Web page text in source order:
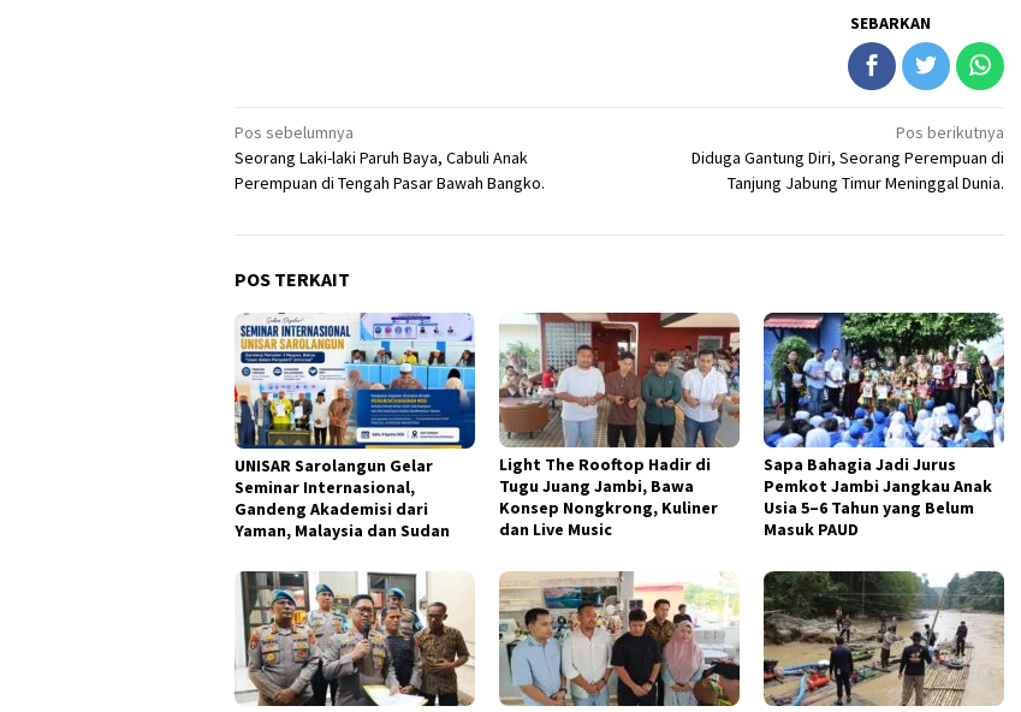
SEBARKAN
Navigasi
pos
Pos sebelumnya
Seorang Laki-laki Paruh Baya, Cabuli Anak
Perempuan di Tengah Pasar Bawah Bangko.
Pos berikutnya
Diduga Gantung Diri, Seorang Perempuan di
Tanjung Jabung Timur Meninggal Dunia.
POS TERKAIT
UNISAR Sarolangun Gelar
Seminar Internasional,
Gandeng Akademisi dari
Yaman, Malaysia dan Sudan
Light The Rooftop Hadir di
Tugu Juang Jambi, Bawa
Konsep Nongkrong, Kuliner
dan Live Music
Sapa Bahagia Jadi Jurus
Pemkot Jambi Jangkau Anak
Usia 5–6 Tahun yang Belum
Masuk PAUD